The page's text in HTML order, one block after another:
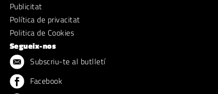
Publicitat
Política de privacitat
Politica de Cookies
Segueix-nos
Subscriu-te al butlletí
Facebook